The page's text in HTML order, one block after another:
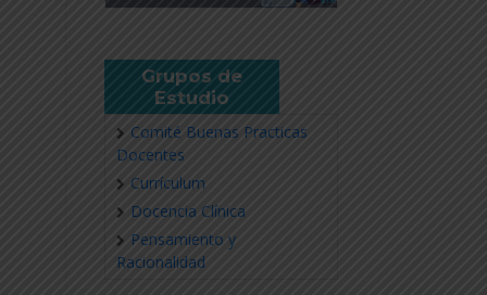
Grupos de
Estudio
Comité Buenas Practicas
Docentes
Currículum
Docencia Clínica
Pensamiento y
Racionalidad